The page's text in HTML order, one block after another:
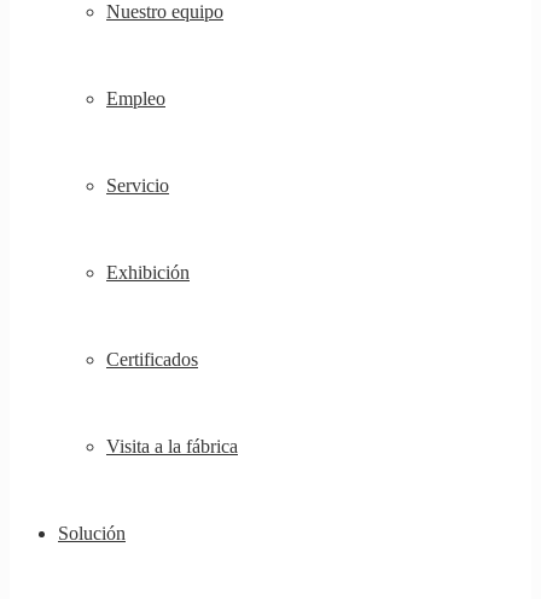
Nuestro equipo
Empleo
Servicio
Exhibición
Certificados
Visita a la fábrica
Solución